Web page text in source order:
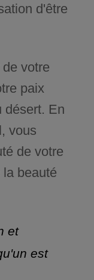
d'être
votre
paix
désert. En
vous
de votre
beauté
et
est